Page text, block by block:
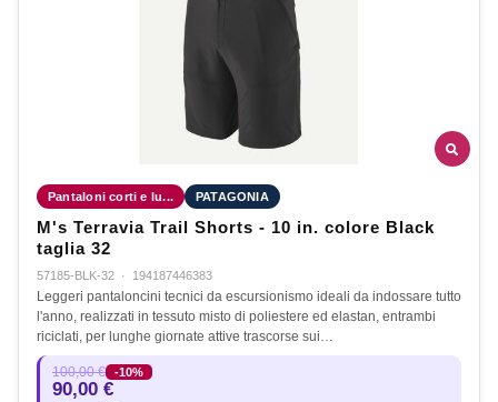
Pantaloni corti e lu... PATAGONIA
M's Terravia Trail Shorts - 10 in. colore Black
taglia 32
57185-BLK-32 · 194187446383
Leggeri pantaloncini tecnici da escursionismo ideali da indossare tutto
l'anno, realizzati in tessuto misto di poliestere ed elastan, entrambi
riciclati, per lunghe giornate attive trascorse sui…
100,00 € -10%
90,00 €